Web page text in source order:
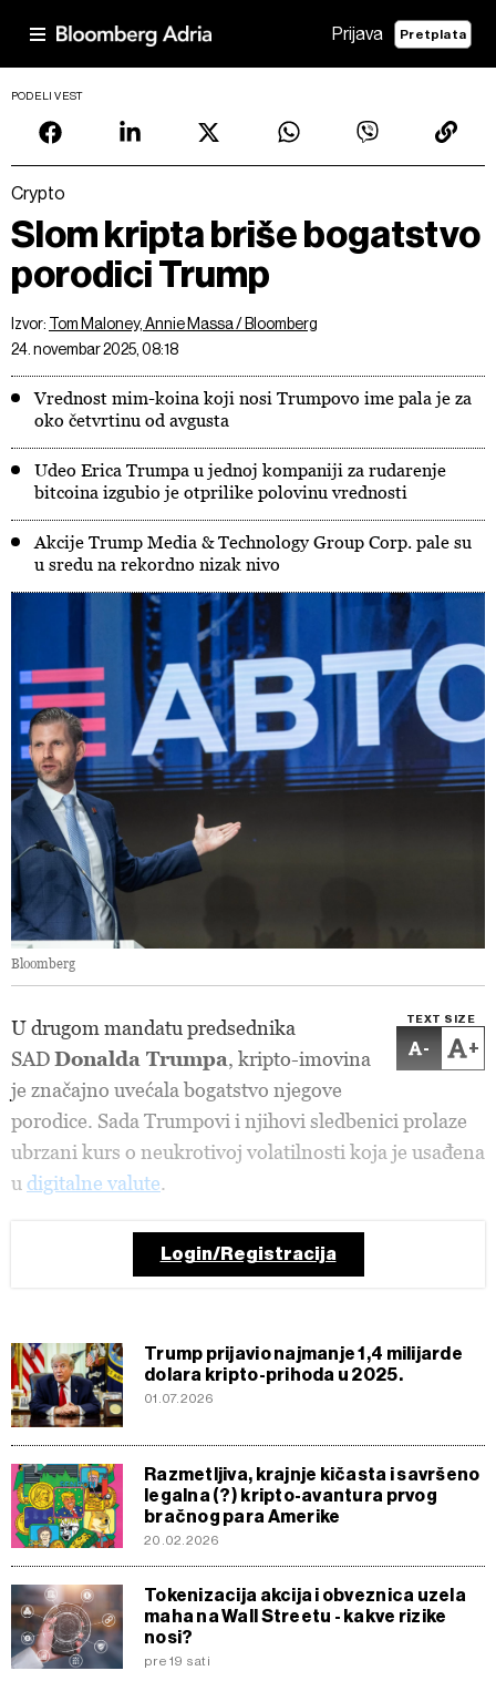
Prijava Pretplata
PODELI VEST
Crypto
Slom kripta briše bogatstvo
porodici Trump
Izvor: Tom Maloney, Annie Massa / Bloomberg
24. novembar 2025, 08:18
Vrednost mim-koina koji nosi Trumpovo ime pala je za
oko četvrtinu od avgusta
Udeo Erica Trumpa u jednoj kompaniji za rudarenje
bitcoina izgubio je otprilike polovinu vrednosti
Akcije Trump Media & Technology Group Corp. pale su
u sredu na rekordno nizak nivo
Bloomberg
TEXT SIZE
- +
U drugom mandatu predsednika
SADDonalda Trumpa, kripto-imovina
je značajno uvećala bogatstvo njegove
porodice. Sada Trumpovi i njihovi sledbenici prolaze
ubrzani kurs o neukrotivoj volatilnosti koja je usađena
u digitalne valute.
Login/Registracija
Trump prijavio najmanje 1,4 milijarde
dolara kripto-prihoda u 2025.
01.07.2026
Razmetljiva, krajnje kičasta i savršeno
legalna (?) kripto-avantura prvog
bračnog para Amerike
20.02.2026
Tokenizacija akcija i obveznica uzela
maha na Wall Streetu - kakve rizike
nosi?
pre 19 sati